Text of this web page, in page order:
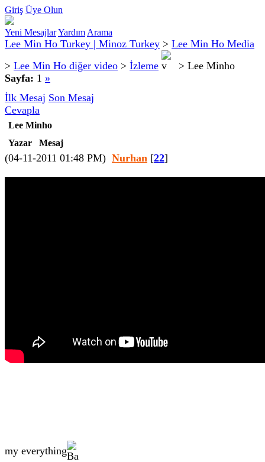
Giriş Üye Olun
Yeni MesajlarYardım Arama
Lee Min Ho Turkey | Minoz Turkey > Lee Min Ho Media
> Lee Min Ho diğer video > İzleme > Lee Minho
Sayfa: 1 »
İlk Mesaj Son Mesaj
Cevapla
Lee Minho
Yazar
Mesaj
(04-11-2011 01:48 PM) Nurhan [22]
my everything